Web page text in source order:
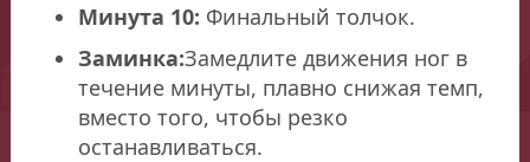
Минута 10: Финальный толчок.
Заминка:Замедлите движения ног в
течение минуты, плавно снижая темп,
вместо того, чтобы резко
останавливаться.